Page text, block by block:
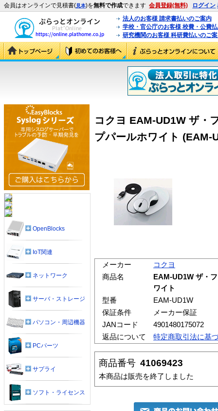
会員はオンラインで見積書(見本)を無料で作成できます 会員登録(無料) ログイン
法人のお客様 請求書払いのご案内
学校・官公庁のお客様 校費・公費
研究機関のお客様 科研費払いのご
コクヨ EAM-UD1W ザ・
プパールホワイト (EAM-
メーカー
コクヨ
商品名
EAM-UD1W ザ・
ワイト
型番
EAM-UD1W
保証条件
メーカー保証
JANコード
4901480175072
返品について
特定商取引法に基
商品番号 41069423
本商品は販売を終了しました
OpenBlocks
IoT関連
ネットワーク
サーバ・ストレージ
パソコン・周辺機器
PCパーツ
サプライ
ソフト・ライセンス